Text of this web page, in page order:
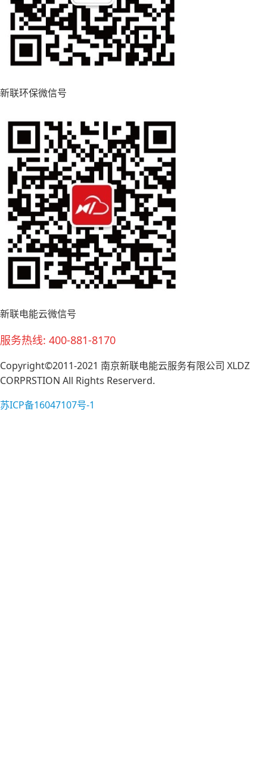
新联环保微信号
新联电能云微信号
服务热线: 400-881-8170
Copyright©2011-2021 南京新联电能云服务有限公司 XLDZ
CORPRSTION All Rights Reserverd.
苏ICP备16047107号-1